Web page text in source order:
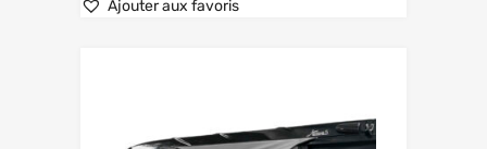
Ajouter aux favoris